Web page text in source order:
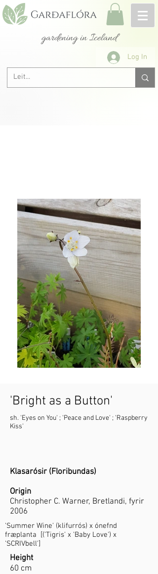
gardening in Iceland
Log In
'Bright as a Button'
sh. 'Eyes on You' ; 'Peace and Love' ; 'Raspberry
Kiss'
Klasarósir (Floribundas)
Origin
Christopher C. Warner, Bretlandi, fyrir
2006
'Summer Wine' (klifurrós) x ónefnd
fræplanta [('Tigris' x 'Baby Love') x
'SCRIVbell']
Height
60 cm